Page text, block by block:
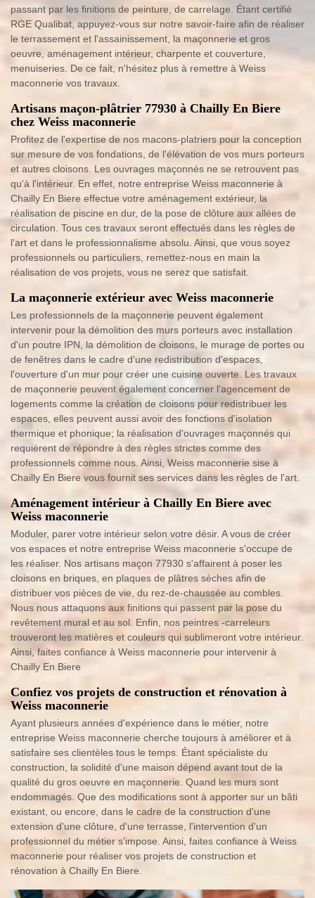
passant par les finitions de peinture, de carrelage. Étant certifié
RGE Qualibat, appuyez-vous sur notre savoir-faire afin de réaliser
le terrassement et l'assainissement, la maçonnerie et gros
oeuvre, aménagement intérieur, charpente et couverture,
menuiseries. De ce fait, n'hésitez plus à remettre à Weiss
maconnerie vos travaux.
Artisans maçon-plâtrier 77930 à Chailly En Biere
chez Weiss maconnerie
Profitez de l'expertise de nos macons-platriers pour la conception
sur mesure de vos fondations, de l'élévation de vos murs porteurs
et autres cloisons. Les ouvrages maçonnés ne se retrouvent pas
qu'à l'intérieur. En effet, notre entreprise Weiss maconnerie à
Chailly En Biere effectue votre aménagement extérieur, la
réalisation de piscine en dur, de la pose de clôture aux allées de
circulation. Tous ces travaux seront effectués dans les règles de
l'art et dans le professionnalisme absolu. Ainsi, que vous soyez
professionnels ou particuliers, remettez-nous en main la
réalisation de vos projets, vous ne serez que satisfait.
La maçonnerie extérieur avec Weiss maconnerie
Les professionnels de la maçonnerie peuvent également
intervenir pour la démolition des murs porteurs avec installation
d'un poutre IPN, la démolition de cloisons, le murage de portes ou
de fenêtres dans le cadre d'une redistribution d'espaces,
l'ouverture d'un mur pour créer une cuisine ouverte. Les travaux
de maçonnerie peuvent également concerner l'agencement de
logements comme la création de cloisons pour redistribuer les
espaces, elles peuvent aussi avoir des fonctions d'isolation
thermique et phonique; la réalisation d'ouvrages maçonnés qui
requièrent de répondre à des règles strictes comme des
professionnels comme nous. Ainsi, Weiss maconnerie sise à
Chailly En Biere vous fournit ses services dans les règles de l'art.
Aménagement intérieur à Chailly En Biere avec
Weiss maconnerie
Moduler, parer votre intérieur selon votre désir. A vous de créer
vos espaces et notre entreprise Weiss maconnerie s'occupe de
les réaliser. Nos artisans maçon 77930 s'affairent à poser les
cloisons en briques, en plaques de plâtres sèches afin de
distribuer vos pièces de vie, du rez-de-chaussée au combles.
Nous nous attaquons aux finitions qui passent par la pose du
revêtement mural et au sol. Enfin, nos peintres -carreleurs
trouveront les matières et couleurs qui sublimeront votre intérieur.
Ainsi, faites confiance à Weiss maconnerie pour intervenir à
Chailly En Biere
Confiez vos projets de construction et rénovation à
Weiss maconnerie
Ayant plusieurs années d'expérience dans le métier, notre
entreprise Weiss maconnerie cherche toujours à améliorer et à
satisfaire ses clientèles tous le temps. Étant spécialiste du
construction, la solidité d'une maison dépend avant tout de la
qualité du gros oeuvre en maçonnerie. Quand les murs sont
endommagés. Que des modifications sont à apporter sur un bâti
existant, ou encore, dans le cadre de la construction d'une
extension d'une clôture, d'une terrasse, l'intervention d'un
professionnel du métier s'impose. Ainsi, faites confiance à Weiss
maconnerie pour réaliser vos projets de construction et
rénovation à Chailly En Biere.